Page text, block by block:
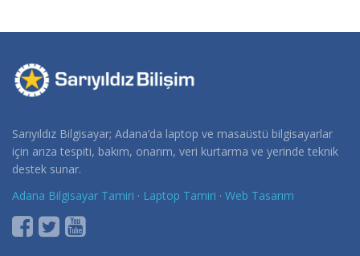
Sarıyıldız Bilgisayar; Adana’da laptop ve masaüstü bilgisayarlar
için arıza tespiti, bakım, onarım, veri kurtarma ve yerinde teknik
destek sunar.
Adana Bilgisayar Tamiri · Laptop Tamiri · Web Tasarım